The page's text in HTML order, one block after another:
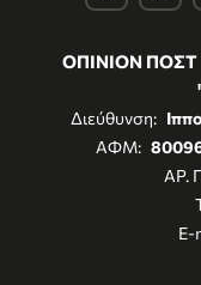
ΟΠΙΝΙΟΝ ΠΟΣΤ
Διεύθυνση:
ΑΦΜ:
ΑΡ.
E-